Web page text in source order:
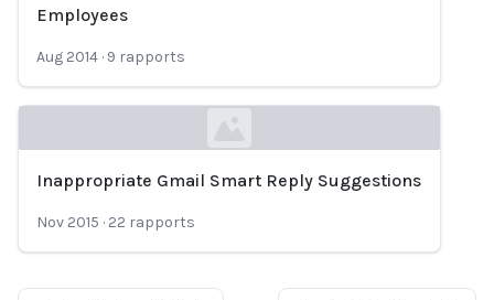
Employees
Aug 2014 · 9 rapports
Loading...
Inappropriate Gmail Smart Reply Suggestions
Nov 2015 · 22 rapports